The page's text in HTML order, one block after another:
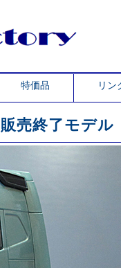
特価品 リン
売終了モデル